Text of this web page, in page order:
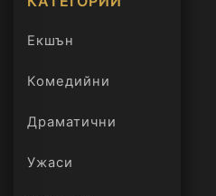
Екшън
Комедийни
Драматични
Ужаси